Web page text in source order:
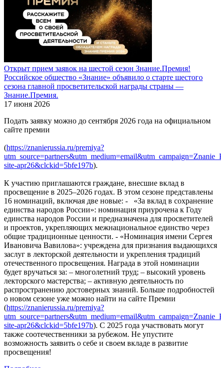
Открыт прием заявок на шестой сезон Знание.Премия!
Российское общество «Знание» объявило о старте шестого
сезона главной просветительской награды страны —
Знание.Премия.
17 июня 2026
Подать заявку можно до сентября 2026 года на официальном
сайте премии
(https://znanierussia.ru/premiya?
site-apr26&clckid=5bfe197b).
К участию приглашаются граждане, внесшие вклад в
просвещение в 2025–2026 годах. В этом сезоне представлены
16 номинаций, включая две новые: - «За вклад в сохранение
единства народов России»: номинация приурочена к Году
единства народов России и предназначена для просветителей
и проектов, укрепляющих межнациональное единство через
общие традиционные ценности. - «Номинация имени Сергея
Ивановича Вавилова»: учреждена для признания выдающихся
заслуг в лекторской деятельности и укрепления традиций
отечественного просвещения. Награда в этой номинации
будет вручаться за: – многолетний труд; – высокий уровень
лекторского мастерства; – активную деятельность по
распространению достоверных знаний. Больше подробностей
о новом сезоне уже можно найти на сайте Премии
(https://znanierussia.ru/premiya?
site-apr26&clckid=5bfe197b). С 2025 года участвовать могут
также соотечественники за рубежом. Не упустите
возможность заявить о себе и своем вкладе в развитие
просвещения!